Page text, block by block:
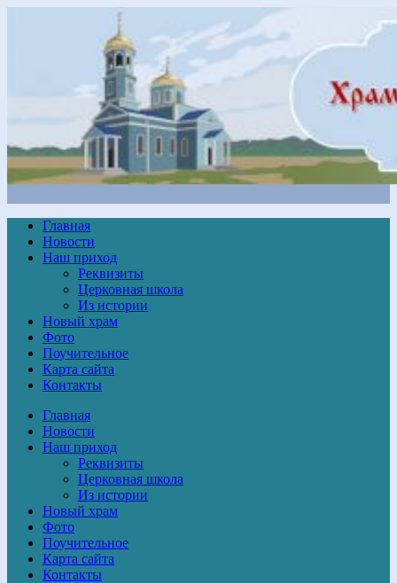
Главная
Новости
Наш приход
Реквизиты
Церковная школа
Из истории
Новый храм
Фото
Поучительное
Карта сайта
Контакты
Главная
Новости
Наш приход
Реквизиты
Церковная школа
Из истории
Новый храм
Фото
Поучительное
Карта сайта
Контакты